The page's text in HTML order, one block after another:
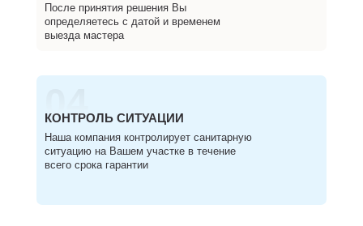
После принятия решения Вы
определяетесь с датой и временем
выезда мастера
04
КОНТРОЛЬ СИТУАЦИИ
Наша компания контролирует санитарную
ситуацию на Вашем участке в течение
всего срока гарантии